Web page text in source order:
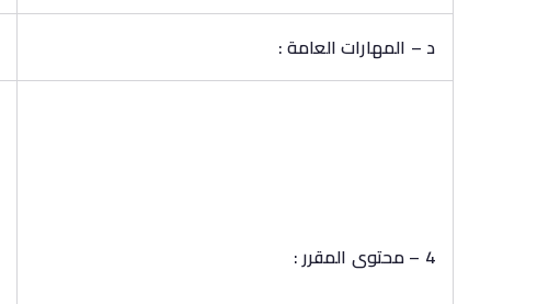
د – المهارات العامة :
4 – محتوى المقرر :